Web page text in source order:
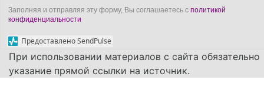
Заполняя и отправляя эту форму, Вы соглашаетесь с политикой
конфиденциальности
Предоставлено SendPulse
При использовании материалов с сайта обязательно
указание прямой ссылки на источник.